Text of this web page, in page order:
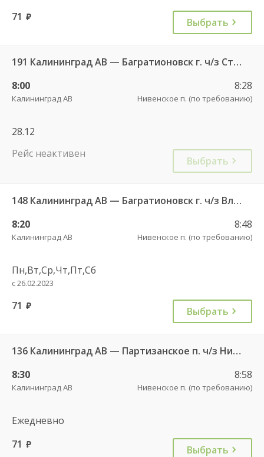
71 руб. Выбрать
191 Калининград АВ — Багратионовск г. ч/з Стрельня п., Долгоруково п.
8:00
Калининград АВ
8:28
Нивенское п. (по требованию)
28.12
Рейс неактивен
Выбрать
148 Калининград АВ — Багратионовск г. ч/з Владимирово п., Славское п., Долгоруково п.
8:20
Калининград АВ
8:48
Нивенское п. (по требованию)
Пн,Вт,Ср,Чт,Пт,Сб
с 26.02.2023
71 руб. Выбрать
136 Калининград АВ — Партизанское п. ч/з Нивенское п.
8:30
Калининград АВ
8:58
Нивенское п. (по требованию)
Ежедневно
71 руб. Выбрать